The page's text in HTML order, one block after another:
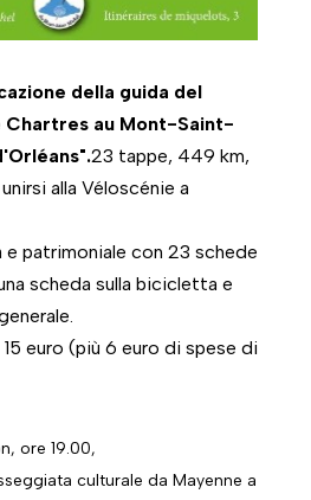
della guida del
Chartres au Mont-Saint-
23 tappe, 449 km,
alla Véloscénie a
e patrimoniale con 23 schede
scheda sulla bicicletta e
euro (più 6 euro di spese di
ore 19.00,
culturale da Mayenne a